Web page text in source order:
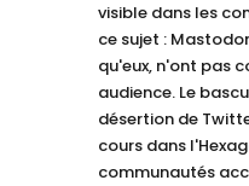
visible dans les
ce sujet :
qu'eux, n'ont pas
audience. Le
désertion de
cours dans
communautés